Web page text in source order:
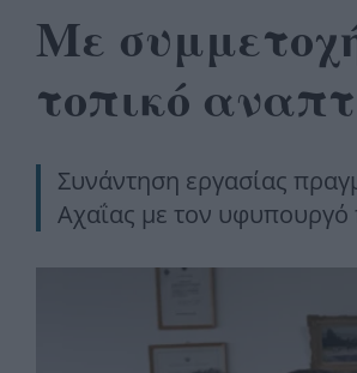
Με
τοπικό
Συνάντηση εργασίας
Αχαΐας με τον